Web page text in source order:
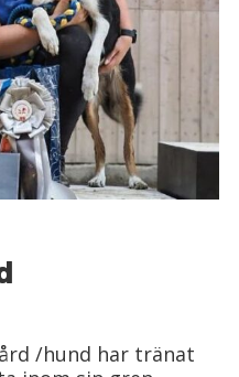
/hund har tränat